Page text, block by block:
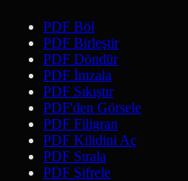
PDF Böl
PDF Birleştir
PDF Döndür
PDF İmzala
PDF Sıkıştır
PDF'den Görsele
PDF Filigran
PDF Kilidini Aç
PDF Sırala
PDF Şifrele